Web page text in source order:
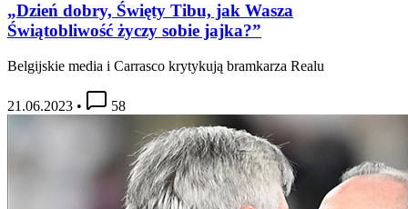
„Dzień dobry, Święty Tibu, jak Wasza
Świątobliwość życzy sobie jajka?”
Belgijskie media i Carrasco krytykują bramkarza Realu
21.06.2023 • 58